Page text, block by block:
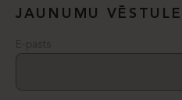
JAUNUMU VĒSTULE
E-pasts